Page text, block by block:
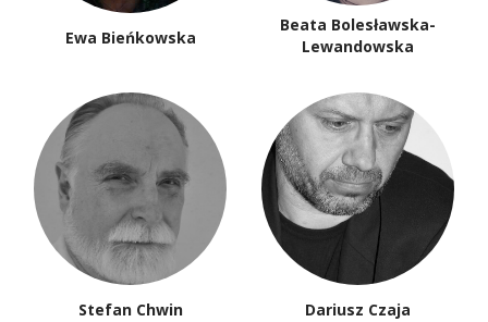
Ewa Bieńkowska
Beata Bolesławska-
Lewandowska
Stefan Chwin Dariusz Czaja